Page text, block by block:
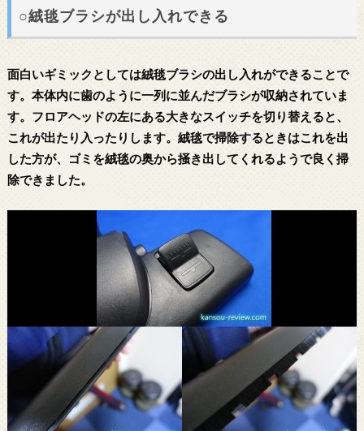
○絨毯ブラシが出し入れできる
面白いギミックとしては絨毯ブラシの出し入れができることで
す。本体内に歯のように一列に並んだブラシが収納されていま
す。フロアヘッドの左にある大きなスイッチを切り替えると、
これが出たり入ったりします。絨毯で掃除するときはこれを出
した方が、ゴミを絨毯の奥から掻き出してくれるようで良く掃
除できました。